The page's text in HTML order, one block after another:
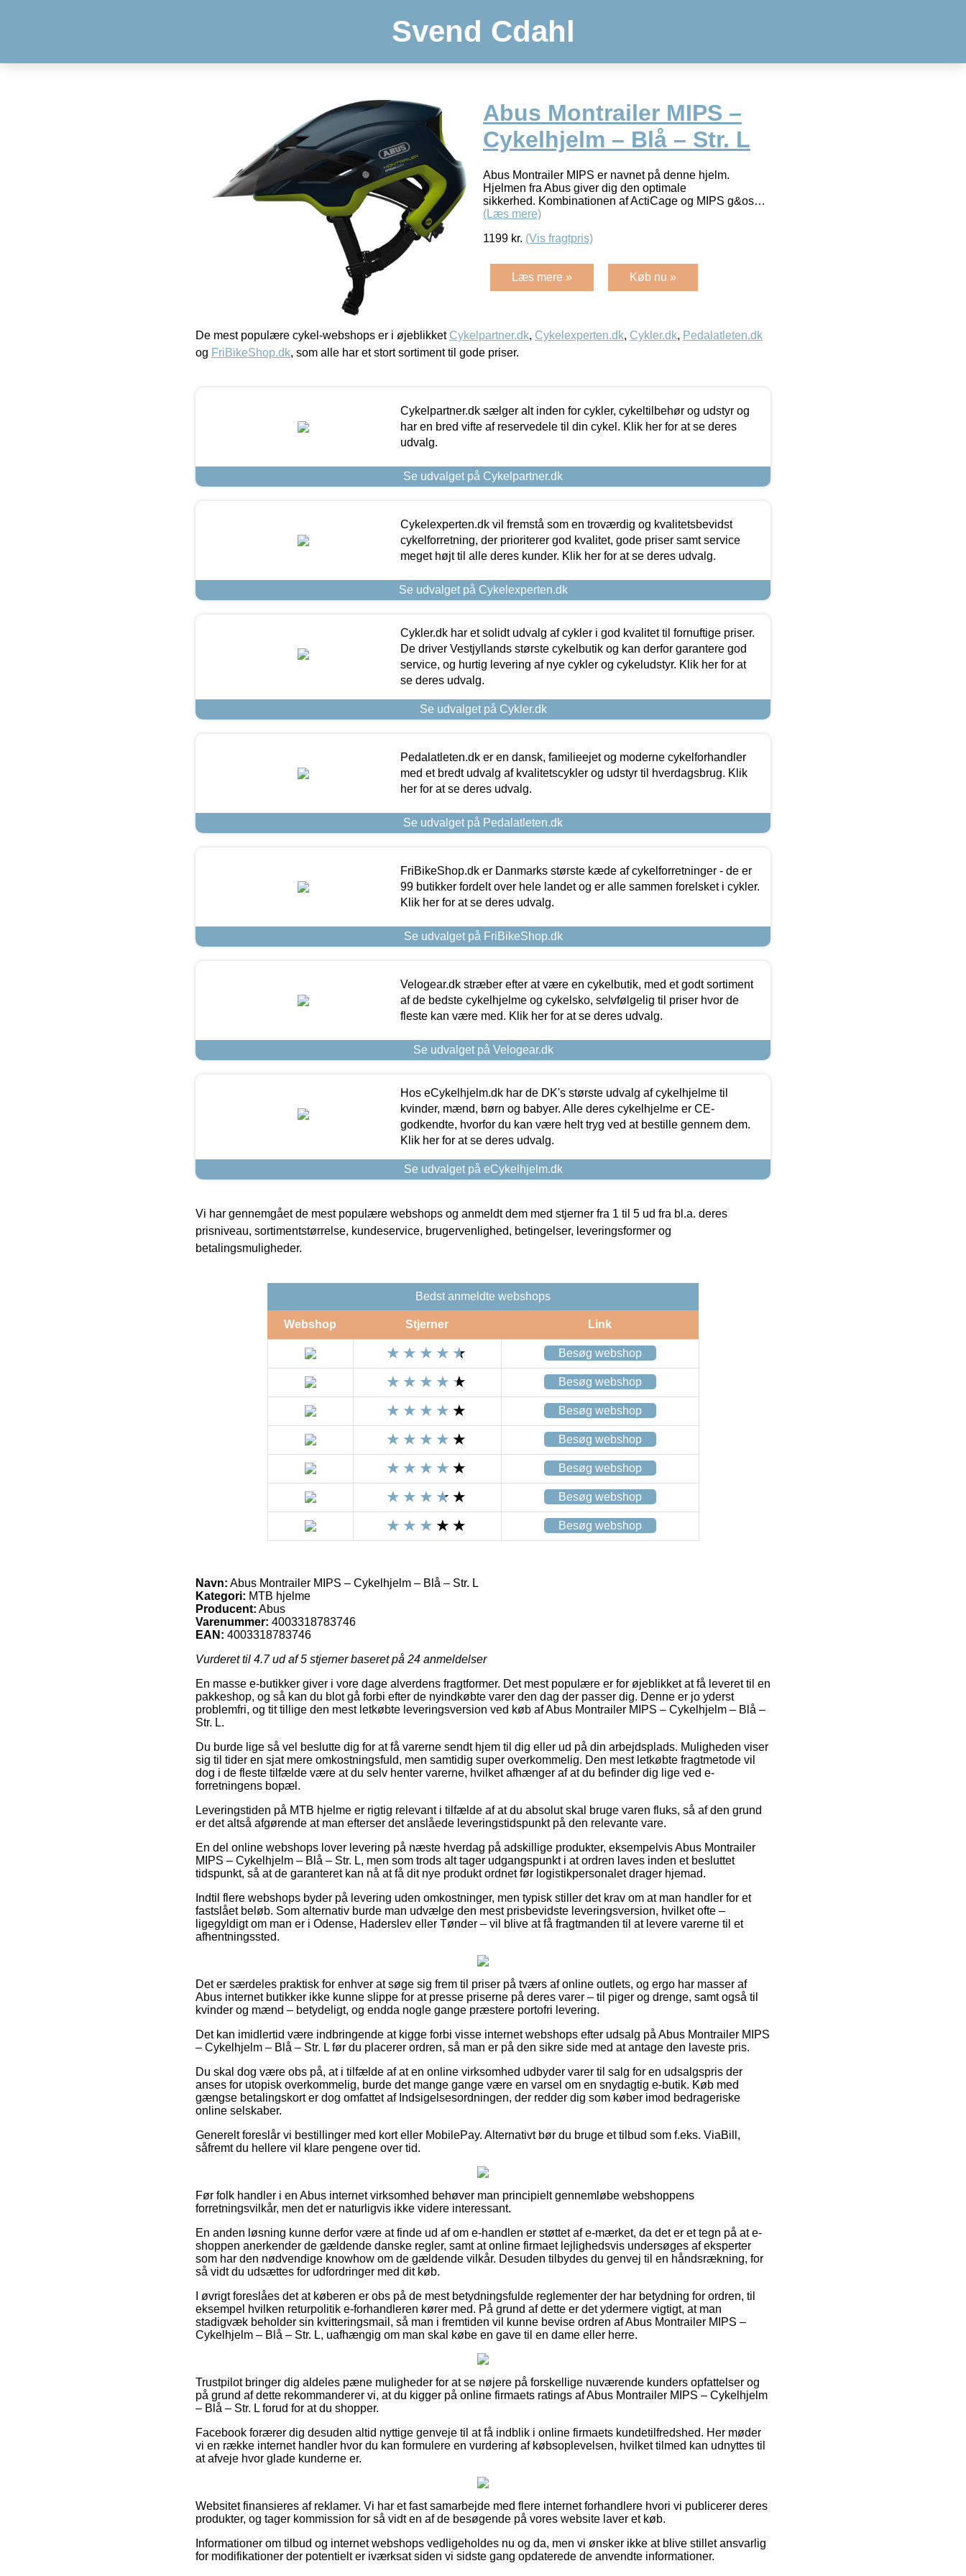
Svend Cdahl
Abus Montrailer MIPS –
Cykelhjelm – Blå – Str. L
Abus Montrailer MIPS er navnet på denne hjelm.
Hjelmen fra Abus giver dig den optimale
sikkerhed. Kombinationen af ActiCage og MIPS g&os…
(Læs mere)
1199 kr. (Vis fragtpris)
Læs mere » Køb nu »
De mest populære cykel-webshops er i øjeblikket Cykelpartner.dk, Cykelexperten.dk, Cykler.dk, Pedalatleten.dk
og FriBikeShop.dk, som alle har et stort sortiment til gode priser.
Cykelpartner.dk sælger alt inden for cykler, cykeltilbehør og udstyr og
har en bred vifte af reservedele til din cykel. Klik her for at se deres
udvalg.
Se udvalget på Cykelpartner.dk
Cykelexperten.dk vil fremstå som en troværdig og kvalitetsbevidst
cykelforretning, der prioriterer god kvalitet, gode priser samt service
meget højt til alle deres kunder. Klik her for at se deres udvalg.
Se udvalget på Cykelexperten.dk
Cykler.dk har et solidt udvalg af cykler i god kvalitet til fornuftige priser.
De driver Vestjyllands største cykelbutik og kan derfor garantere god
service, og hurtig levering af nye cykler og cykeludstyr. Klik her for at
se deres udvalg.
Se udvalget på Cykler.dk
Pedalatleten.dk er en dansk, familieejet og moderne cykelforhandler
med et bredt udvalg af kvalitetscykler og udstyr til hverdagsbrug. Klik
her for at se deres udvalg.
Se udvalget på Pedalatleten.dk
FriBikeShop.dk er Danmarks største kæde af cykelforretninger - de er
99 butikker fordelt over hele landet og er alle sammen forelsket i cykler.
Klik her for at se deres udvalg.
Se udvalget på FriBikeShop.dk
Velogear.dk stræber efter at være en cykelbutik, med et godt sortiment
af de bedste cykelhjelme og cykelsko, selvfølgelig til priser hvor de
fleste kan være med. Klik her for at se deres udvalg.
Se udvalget på Velogear.dk
Hos eCykelhjelm.dk har de DK's største udvalg af cykelhjelme til
kvinder, mænd, børn og babyer. Alle deres cykelhjelme er CE-
godkendte, hvorfor du kan være helt tryg ved at bestille gennem dem.
Klik her for at se deres udvalg.
Se udvalget på eCykelhjelm.dk
Vi har gennemgået de mest populære webshops og anmeldt dem med stjerner fra 1 til 5 ud fra bl.a. deres
prisniveau, sortimentstørrelse, kundeservice, brugervenlighed, betingelser, leveringsformer og
betalingsmuligheder.
Bedst anmeldte webshops
Webshop Stjerner Link
Besøg webshop
Besøg webshop
Besøg webshop
Besøg webshop
Besøg webshop
Besøg webshop
Besøg webshop
Navn: Abus Montrailer MIPS – Cykelhjelm – Blå – Str. L
Kategori: MTB hjelme
Producent: Abus
Varenummer: 4003318783746
EAN: 4003318783746
Vurderet til 4.7ud af 5 stjerner baseret på 24 anmeldelser
En masse e-butikker giver i vore dage alverdens fragtformer. Det mest populære er for øjeblikket at få leveret til en
pakkeshop, og så kan du blot gå forbi efter de nyindkøbte varer den dag der passer dig. Denne er jo yderst
problemfri, og tit tillige den mest letkøbte leveringsversion ved køb af Abus Montrailer MIPS – Cykelhjelm – Blå –
Str. L.
Du burde lige så vel beslutte dig for at få varerne sendt hjem til dig eller ud på din arbejdsplads. Muligheden viser
sig til tider en sjat mere omkostningsfuld, men samtidig super overkommelig. Den mest letkøbte fragtmetode vil
dog i de fleste tilfælde være at du selv henter varerne, hvilket afhænger af at du befinder dig lige ved e-
forretningens bopæl.
Leveringstiden på MTB hjelme er rigtig relevant i tilfælde af at du absolut skal bruge varen fluks, så af den grund
er det altså afgørende at man efterser det anslåede leveringstidspunkt på den relevante vare.
En del online webshops lover levering på næste hverdag på adskillige produkter, eksempelvis Abus Montrailer
MIPS – Cykelhjelm – Blå – Str. L, men som trods alt tager udgangspunkt i at ordren laves inden et besluttet
tidspunkt, så at de garanteret kan nå at få dit nye produkt ordnet før logistikpersonalet drager hjemad.
Indtil flere webshops byder på levering uden omkostninger, men typisk stiller det krav om at man handler for et
fastslået beløb. Som alternativ burde man udvælge den mest prisbevidste leveringsversion, hvilket ofte –
ligegyldigt om man er i Odense, Haderslev eller Tønder – vil blive at få fragtmanden til at levere varerne til et
afhentningssted.
Det er særdeles praktisk for enhver at søge sig frem til priser på tværs af online outlets, og ergo har masser af
Abus internet butikker ikke kunne slippe for at presse priserne på deres varer – til piger og drenge, samt også til
kvinder og mænd – betydeligt, og endda nogle gange præstere portofri levering.
Det kan imidlertid være indbringende at kigge forbi visse internet webshops efter udsalg på Abus Montrailer MIPS
– Cykelhjelm – Blå – Str. L før du placerer ordren, så man er på den sikre side med at antage den laveste pris.
Du skal dog være obs på, at i tilfælde af at en online virksomhed udbyder varer til salg for en udsalgspris der
anses for utopisk overkommelig, burde det mange gange være en varsel om en snydagtig e-butik. Køb med
gængse betalingskort er dog omfattet af Indsigelsesordningen, der redder dig som køber imod bedrageriske
online selskaber.
Generelt foreslår vi bestillinger med kort eller MobilePay. Alternativt bør du bruge et tilbud som f.eks. ViaBill,
såfremt du hellere vil klare pengene over tid.
Før folk handler i en Abus internet virksomhed behøver man principielt gennemløbe webshoppens
forretningsvilkår, men det er naturligvis ikke videre interessant.
En anden løsning kunne derfor være at finde ud af om e-handlen er støttet af e-mærket, da det er et tegn på at e-
shoppen anerkender de gældende danske regler, samt at online firmaet lejlighedsvis undersøges af eksperter
som har den nødvendige knowhow om de gældende vilkår. Desuden tilbydes du genvej til en håndsrækning, for
så vidt du udsættes for udfordringer med dit køb.
I øvrigt foreslåes det at køberen er obs på de mest betydningsfulde reglementer der har betydning for ordren, til
eksempel hvilken returpolitik e-forhandleren kører med. På grund af dette er det ydermere vigtigt, at man
stadigvæk beholder sin kvitteringsmail, så man i fremtiden vil kunne bevise ordren af Abus Montrailer MIPS –
Cykelhjelm – Blå – Str. L, uafhængig om man skal købe en gave til en dame eller herre.
Trustpilot bringer dig aldeles pæne muligheder for at se nøjere på forskellige nuværende kunders opfattelser og
på grund af dette rekommanderer vi, at du kigger på online firmaets ratings af Abus Montrailer MIPS – Cykelhjelm
– Blå – Str. L forud for at du shopper.
Facebook forærer dig desuden altid nyttige genveje til at få indblik i online firmaets kundetilfredshed. Her møder
vi en række internet handler hvor du kan formulere en vurdering af købsoplevelsen, hvilket tilmed kan udnyttes til
at afveje hvor glade kunderne er.
Websitet finansieres af reklamer. Vi har et fast samarbejde med flere internet forhandlere hvori vi publicerer deres
produkter, og tager kommission for så vidt en af de besøgende på vores website laver et køb.
Informationer om tilbud og internet webshops vedligeholdes nu og da, men vi ønsker ikke at blive stillet ansvarlig
for modifikationer der potentielt er iværksat siden vi sidste gang opdaterede de anvendte informationer.